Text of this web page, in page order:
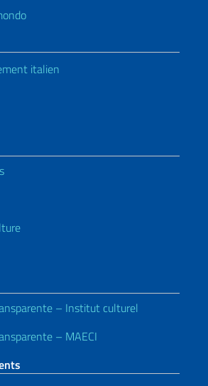
italien
– Institut culturel
– MAECI